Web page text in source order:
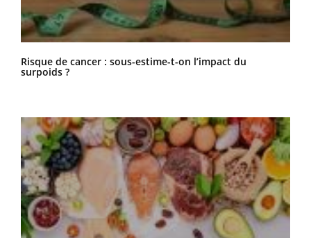
Risque de cancer : sous-estime-t-on l’impact du
surpoids ?